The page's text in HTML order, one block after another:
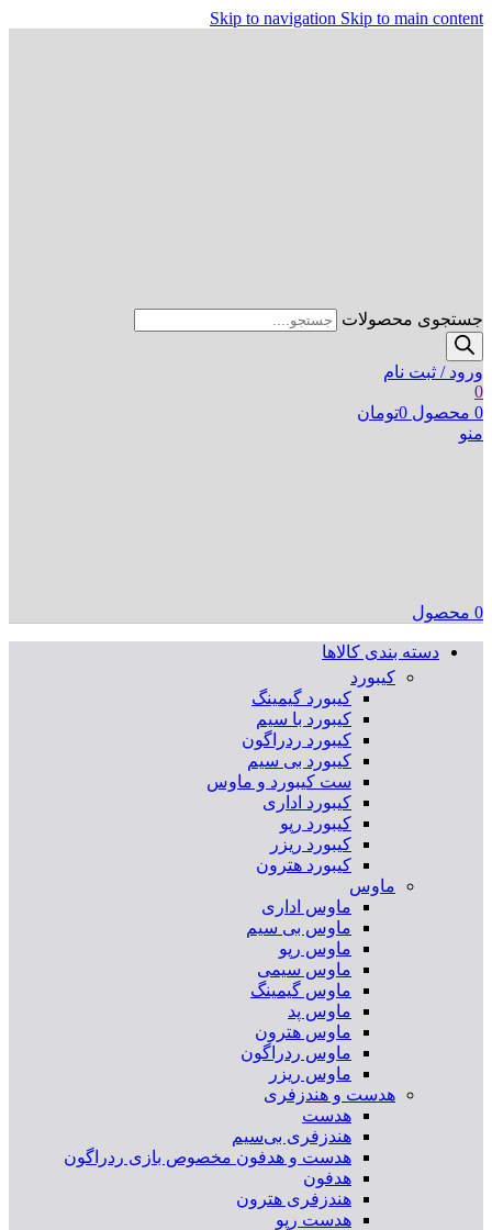
Skip to navigation Skip to main content
جستجوی محصولات
ورود / ثبت نام
0
0 محصول 0تومان
منو
0 محصول
دسته بندی کالاها
کیبورد
کیبورد گیمینگ
کیبورد با سیم
کیبورد ردراگون
کیبورد بی سیم
ست کیبورد و ماوس
کیبورد اداری
کیبورد رپو
کیبورد ریزر
کیبورد هترون
ماوس
ماوس اداری
ماوس بی سیم
ماوس رپو
ماوس سیمی
ماوس گیمینگ
ماوس پد
ماوس هترون
ماوس ردراگون
ماوس ریزر
هدست و هندزفری
هدست
هندزفری بی‌سیم
هدست و هدفون مخصوص بازی ردراگون
هدفون
هندزفری هترون
هدست رپو